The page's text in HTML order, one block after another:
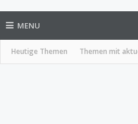
MENU
Heutige Themen Themen mit